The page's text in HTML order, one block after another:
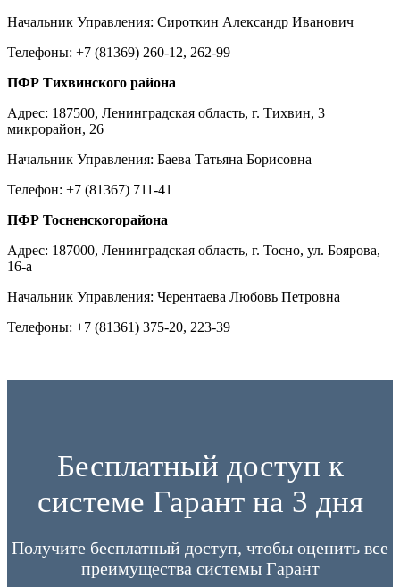
Начальник Управления: Сироткин Александр Иванович
Телефоны: +7 (81369) 260-12, 262-99
ПФР Тихвинского района
Адрес: 187500, Ленинградская область, г. Тихвин, 3
микрорайон, 26
Начальник Управления: Баева Татьяна Борисовна
Телефон: +7 (81367) 711-41
ПФР Тосненскогорайона
Адрес: 187000, Ленинградская область, г. Тосно, ул. Боярова,
16-а
Начальник Управления: Черентаева Любовь Петровна
Телефоны: +7 (81361) 375-20, 223-39
Бесплатный доступ к
системе Гарант на 3 дня
Получите бесплатный доступ, чтобы оценить все
преимущества системы Гарант